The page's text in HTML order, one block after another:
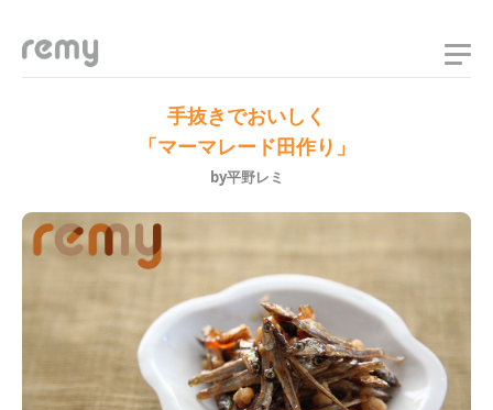
手抜きでおいしく
「マーマレード田作り」
by平野レミ